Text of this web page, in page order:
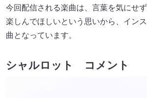
今回配信される楽曲は、言葉を気にせ
楽しんでほしいという思いから、イン
曲となっています。
シャルロット コメント